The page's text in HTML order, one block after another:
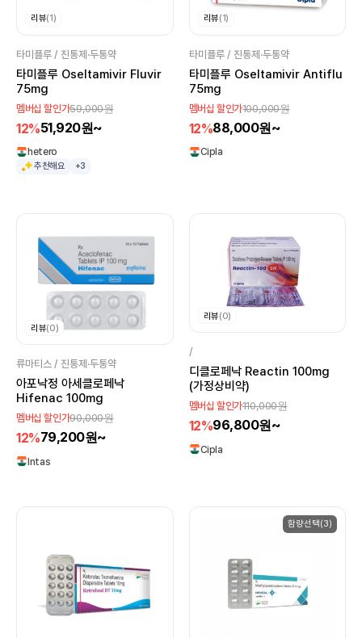
리뷰(1)
타미플루 / 진통제·두통약
타미플루 Oseltamivir Fluvir
75mg
멤버십 할인가59,000원
12%51,920원~
hetero
추천해요 +3
리뷰(1)
타미플루 / 진통제·두통약
타미플루 Oseltamivir Antiflu
75mg
멤버십 할인가100,000원
12%88,000원~
Cipla
리뷰(0)
류마티스 / 진통제·두통약
아포낙정 아세클로페낙
Hifenac 100mg
멤버십 할인가90,000원
12%79,200원~
Intas
리뷰(0)
/
디클로페낙 Reactin 100mg
(가정상비약)
멤버십 할인가110,000원
12%96,800원~
Cipla
함량선택(3)